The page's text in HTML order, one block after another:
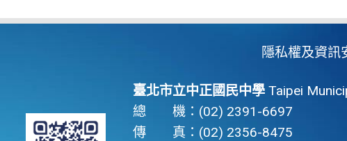
隱私權及資訊
臺北市立中正國民中學Taipei
總 機：(02) 2391-6697
傳 真：(02) 2356-8475